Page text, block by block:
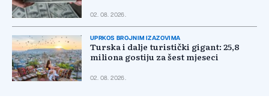
02. 08. 2026.
UPRKOS BROJNIM IZAZOVIMA
Turska i dalje turistički gigant: 25,8
miliona gostiju za šest mjeseci
02. 08. 2026.